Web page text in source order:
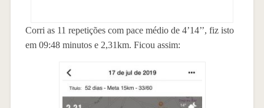
Corri as 11 repetições com pace médio de 4’14’’, fiz isto
em 09:48 minutos e 2,31km. Ficou assim: